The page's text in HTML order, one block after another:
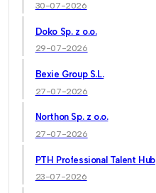
30-07-2026
Doko Sp. z o.o.
29-07-2026
Bexie Group S.L.
27-07-2026
Northon Sp. z o.o.
27-07-2026
PTH Professional Talent Hub
23-07-2026